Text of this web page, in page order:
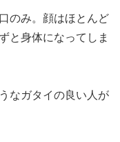
のみ。顔はほとんど
と身体になってしま
なガタイの良い人が